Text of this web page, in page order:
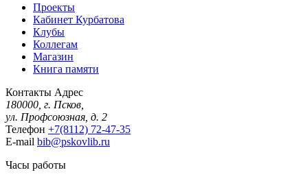
Проекты
Кабинет Курбатова
Клубы
Коллегам
Магазин
Книга памяти
Контакты Адрес
180000, г. Псков,
ул. Профсоюзная, д. 2
Телефон +7(8112) 72-47-35
E-mail bib@pskovlib.ru
Часы работы